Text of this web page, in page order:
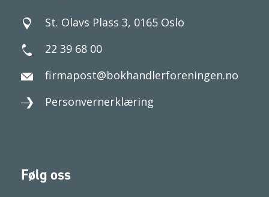
St. Olavs Plass 3, 0165 Oslo
22 39 68 00
firmapost@bokhandlerforeningen.no
Personvernerklæring
Følg oss